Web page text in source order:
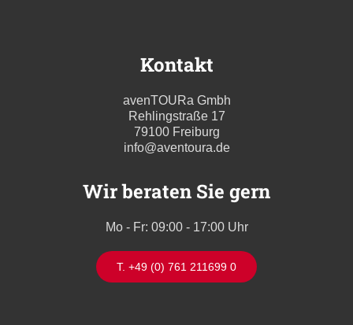
Kontakt
avenTOURa Gmbh
Rehlingstraße 17
79100 Freiburg
info@aventoura.de
Wir beraten Sie gern
Mo - Fr: 09:00 - 17:00 Uhr
T. +49 (0) 761 211699 0